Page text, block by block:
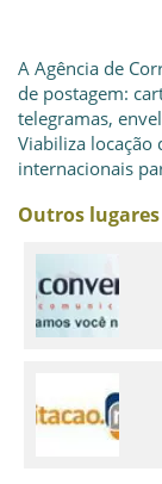
A Agência de
de postagem:
telegramas,
Viabiliza locação
internacionais
Outros lugares